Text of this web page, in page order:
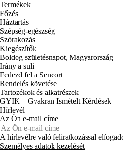
Termékek
Főzés
Háztartás
Szépség-egészség
Szórakozás
Kiegészítők
Boldog születésnapot, Magyarország
Irány a suli
Fedezd fel a Sencort
Rendelés követése
Tartozékok és alkatrészek
GYIK – Gyakran Ismételt Kérdések
Hírlevél
Az Ön e-mail címe
A hírlevélre való feliratkozással
Személyes adatok kezelését